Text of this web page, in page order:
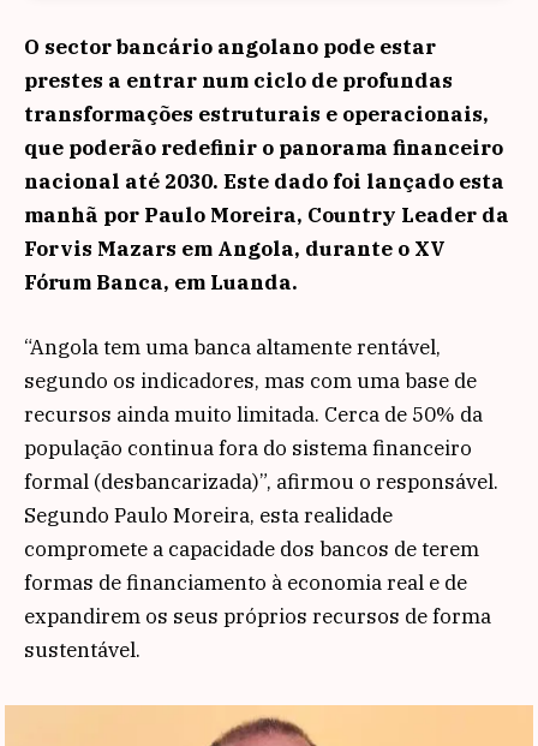
O sector bancário angolano pode estar
prestes a entrar num ciclo de profundas
transformações estruturais e operacionais,
que poderão redefinir o panorama financeiro
nacional até 2030. Este dado foi lançado esta
manhã por Paulo Moreira, Country Leader da
Forvis Mazars em Angola, durante o XV
Fórum Banca, em Luanda.
“Angola tem uma banca altamente rentável,
segundo os indicadores, mas com uma base de
recursos ainda muito limitada. Cerca de 50% da
população continua fora do sistema financeiro
formal (desbancarizada)”, afirmou o responsável.
Segundo Paulo Moreira, esta realidade
compromete a capacidade dos bancos de terem
formas de financiamento à economia real e de
expandirem os seus próprios recursos de forma
sustentável.